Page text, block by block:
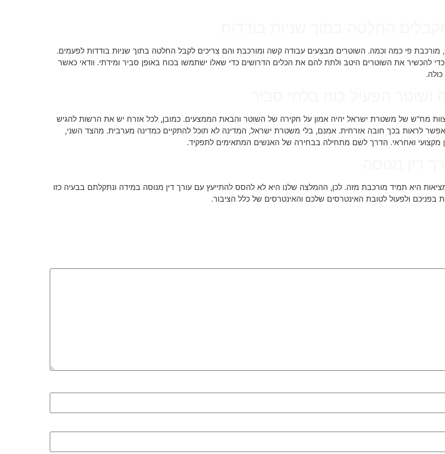
מורכבת פי כמה וכמה. השוטרים מבצעים עבודה קשה ומורכבת והם צריכים לקבל החלטה בתוך שניות בודדות לפעמים.
להכשיר את השוטרים היטב ולתת להם את הכלים הדרושים כדי שאלו ישתמשו בכוח באופן סביר ומידתי. וודאי כאשר
מח"ש של משטרת ישראל יהיה אמון על חקירה של השוטר והבאת הממצעים. כמובן, לכל אזרח יש את הרשות להגיש
לראות בכך חובה אזרחית. אמנם, בלי משטרת ישראל, המדינה לא תוכל להתקיים כמדינה מערבית. מהצד השני,
מקצועי ואחראי. הדרך לשם מתחילה בבחירה של האנשים המתאימים לתפקיד.
היא תמיד מורכבת מזה. לכן, ההמלצה שלנו היא לא להסס להתייעץ עם עורך דין מנוסה במידה ונתקלתם בבעיה כזו
ולפעול לטובת האינטרסים שלכם והאינטרסים של כלל הציבור.